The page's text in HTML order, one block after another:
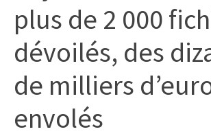
plus de 2 000
dévoilés, des
de milliers
envolés